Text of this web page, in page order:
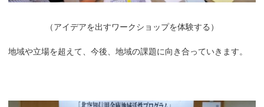
（アイデアを出すワークショップを体験する）
地域や立場を超えて、今後、地域の課題に向き合っていきます。